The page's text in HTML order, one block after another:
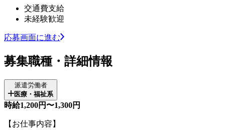
交通費支給
未経験歓迎
応募画面に進む
募集職種・詳細情報
派遣労働者
医療・福祉系
時給1,200円〜1,300円
【お仕事内容】